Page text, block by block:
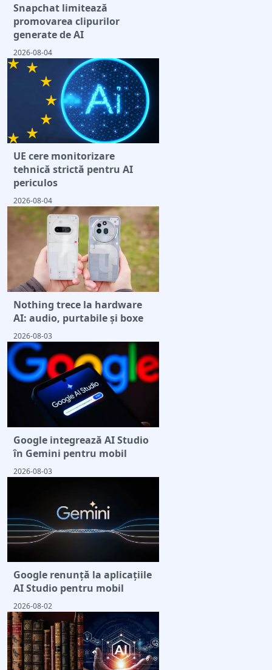
Snapchat limitează
promovarea clipurilor
generate de AI
2026-08-04
UE cere monitorizare
tehnică strictă pentru AI
periculos
2026-08-04
Nothing trece la hardware
AI: audio, purtabile și boxe
2026-08-03
Google integrează AI Studio
în Gemini pentru mobil
2026-08-03
Google renunță la aplicațiile
AI Studio pentru mobil
2026-08-02